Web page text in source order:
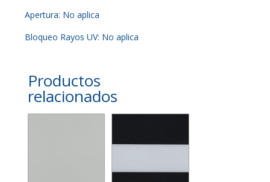
Apertura: No aplica
Bloqueo Rayos UV: No aplica
Productos
relacionados